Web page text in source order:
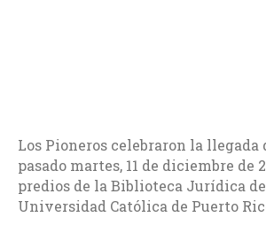
Los Pioneros celebraron la llegada
pasado martes, 11 de diciembre de
predios de la Biblioteca Jurídica
Universidad Católica de Puerto